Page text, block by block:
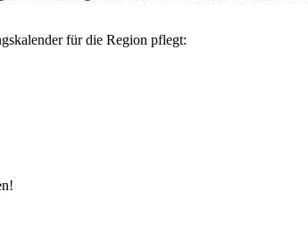
für die Region pflegt: